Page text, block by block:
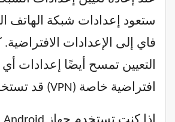
ستعود إعدادات شبكة الهاتف
فاي إلى الإعدادات الافتراضية.
التعيين تمسح أيضًا إعدادات
افتراضية خاصة (VPN) قد تستخدمها.